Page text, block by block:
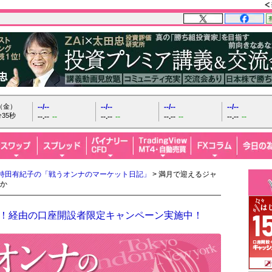
）
36秒
--/--
--.-- --
--/--
--.-- --
--/--
--.-- --
--/--
--.-- --
田有紀子の「戦うオンナのマーケット日記」
> 満月で迎えるジャ
経由の口座開設者限定キャンペーン実施中！